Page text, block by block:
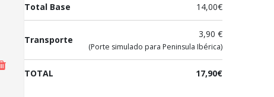
Total Base 14,00€
Transporte
3,90 €
(Porte simulado para Peninsula Ibérica)
TOTAL 17,90€